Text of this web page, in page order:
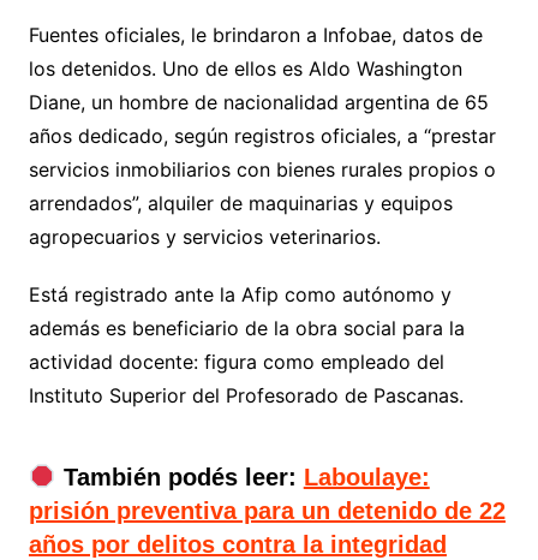
Fuentes oficiales, le brindaron a Infobae, datos de
los detenidos. Uno de ellos es Aldo Washington
Diane, un hombre de nacionalidad argentina de 65
años dedicado, según registros oficiales, a “prestar
servicios inmobiliarios con bienes rurales propios o
arrendados”, alquiler de maquinarias y equipos
agropecuarios y servicios veterinarios.
Está registrado ante la Afip como autónomo y
además es beneficiario de la obra social para la
actividad docente: figura como empleado del
Instituto Superior del Profesorado de Pascanas.
También podés leer: Laboulaye:
prisión preventiva para un detenido de 22
años por delitos contra la integridad